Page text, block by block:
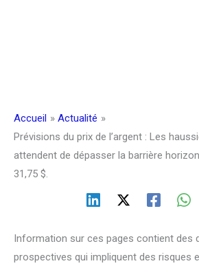
Accueil
Actualité
Prévisions du prix de l’argent : Les
attendent de dépasser la barrière
31,75 $.
Information sur ces pages contient des
prospectives qui impliquent des risques